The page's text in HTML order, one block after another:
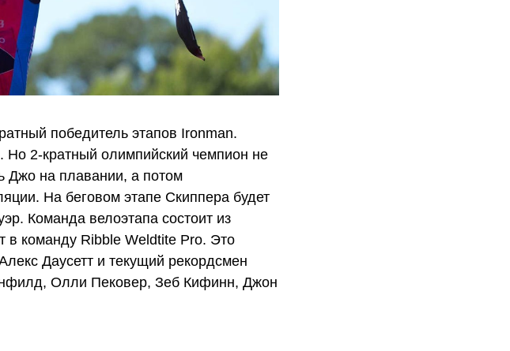
победитель этапов Ironman.
2-кратный олимпийский чемпион не
Джо на плавании, а потом
На беговом этапе Скиппера будет
Команда велоэтапа состоит из
в команду Ribble Weldtite Pro. Это
Даусетт и текущий рекордсмен
Олли Пековер, Зеб Кифинн, Джон